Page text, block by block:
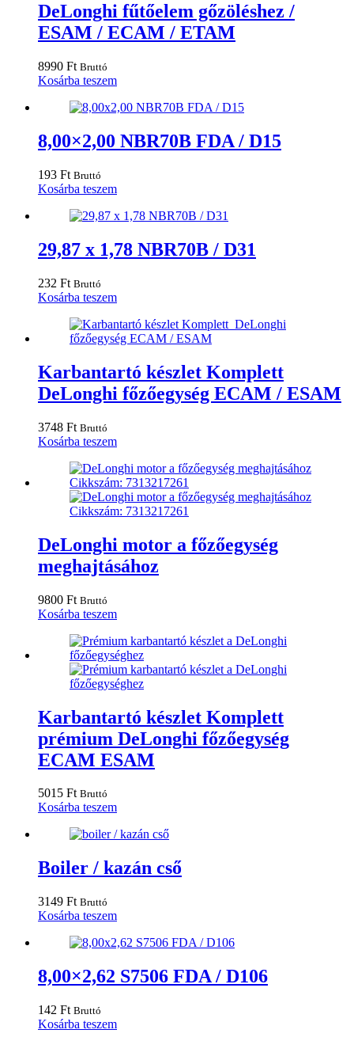
DeLonghi fűtőelem gőzöléshez /
ESAM / ECAM / ETAM
8990 Ft Bruttó
Kosárba teszem
8,00×2,00 NBR70B FDA / D15
193 Ft Bruttó
Kosárba teszem
29,87 x 1,78 NBR70B / D31
232 Ft Bruttó
Kosárba teszem
Karbantartó készlet Komplett
DeLonghi főzőegység ECAM / ESAM
3748 Ft Bruttó
Kosárba teszem
DeLonghi motor a főzőegység
meghajtásához
9800 Ft Bruttó
Kosárba teszem
Karbantartó készlet Komplett
prémium DeLonghi főzőegység
ECAM ESAM
5015 Ft Bruttó
Kosárba teszem
Boiler / kazán cső
3149 Ft Bruttó
Kosárba teszem
8,00×2,62 S7506 FDA / D106
142 Ft Bruttó
Kosárba teszem